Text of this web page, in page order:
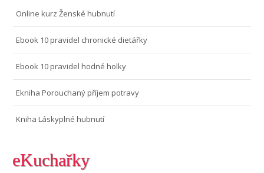
Online kurz Ženské hubnutí
Ebook 10 pravidel chronické dietářky
Ebook 10 pravidel hodné holky
Ekniha Porouchaný příjem potravy
Kniha Láskyplné hubnutí
eKuchařky